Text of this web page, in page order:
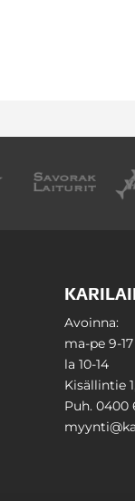
Avoinna:
ma-pe 9-17
la 10-14
Kisällintie
Puh. 0400